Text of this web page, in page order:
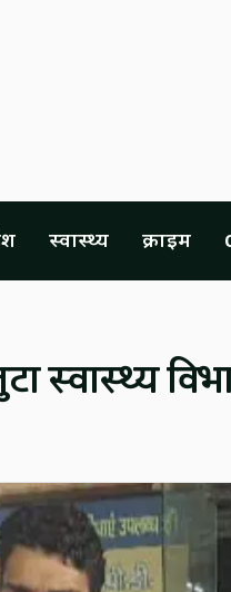
स्वास्थ्य क्राइम
स्वास्थ्य